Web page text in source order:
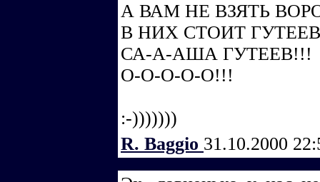
А ВАМ НЕ ВЗЯТЬ
В НИХ СТОИТ
СА-А-АША ГУТЕЕВ!!!
О-О-О-О-О!!!
:-)))))))
R. Baggio 31.10.2000